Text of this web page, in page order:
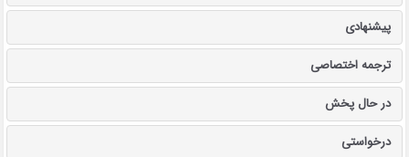
پیشنهادی
ترجمه اختصاصی
در حال پخش
درخواستی